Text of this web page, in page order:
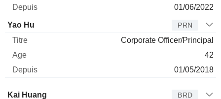
01/06/2022
Yao Hu PRN
Corporate Officer/Principal
42
01/05/2018
Administrateur
Kai Huang BRD